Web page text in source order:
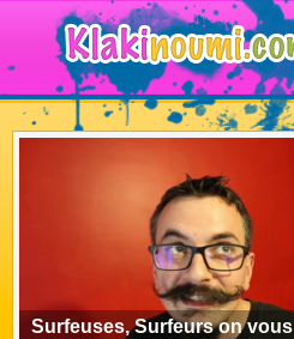
Surfeuses, Surfeurs on vous